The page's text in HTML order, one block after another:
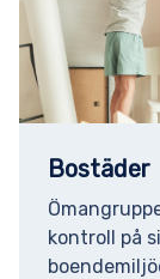
Bostäder
kontroll på